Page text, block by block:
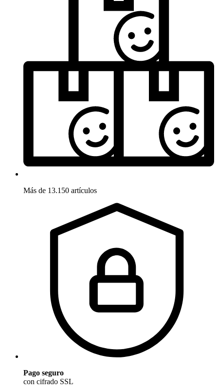
Más de 13.150 artículos
Pago seguro
con cifrado SSL